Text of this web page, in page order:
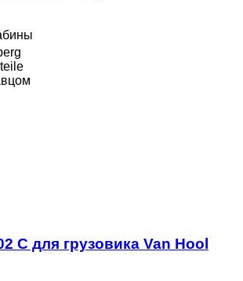
C для грузовика Van Hool